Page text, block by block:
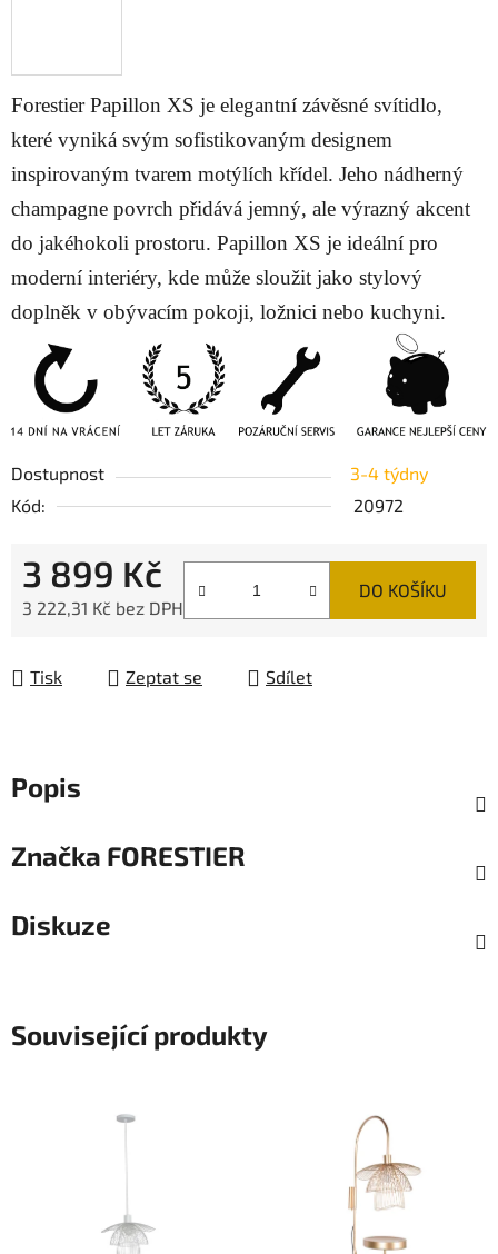
Forestier Papillon XS je elegantní závěsné svítidlo,
které vyniká svým sofistikovaným designem
inspirovaným tvarem motýlích křídel. Jeho nádherný
champagne povrch přidává jemný, ale výrazný akcent
do jakéhokoli prostoru. Papillon XS je ideální pro
moderní interiéry, kde může sloužit jako stylový
doplněk v obývacím pokoji, ložnici nebo kuchyni.
Dostupnost
3-4 týdny
Kód:
20972
3 899 Kč
3 222,31 Kč bez DPH
DO KOŠÍKU
Tisk Zeptat se Sdílet
Popis
Značka FORESTIER
Diskuze
Související produkty